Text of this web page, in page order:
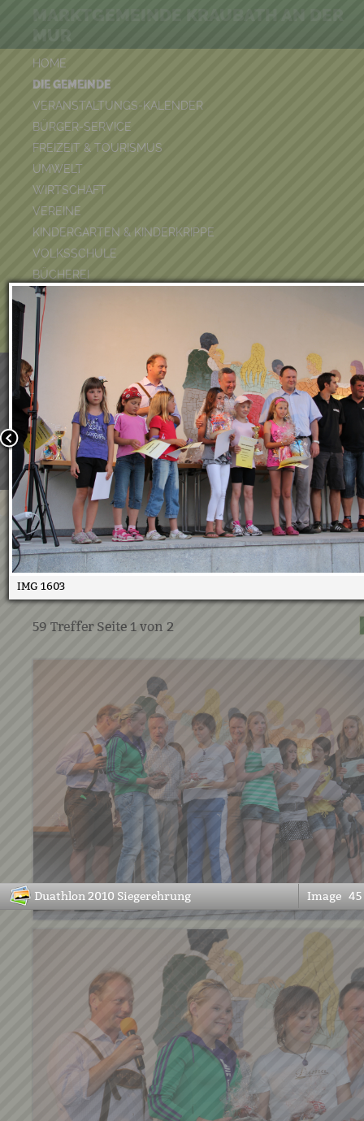
HOME
DIE GEMEINDE
VERANSTALTUNGS-KALENDER
BÜRGER-SERVICE
FREIZEIT & TOURISMUS
UMWELT
WIRTSCHAFT
VEREINE
KINDERGARTEN & KINDERKRIPPE
VOLKSSCHULE
BÜCHEREI
FEUERWEHR
DUATHLON 2026
POOLKALENDER
MUR
Wir verwenden Cookies, um unsere Webseite für Sie
benutzerfreundlich zu gestalten. Wenn Sie fortfahren,
an, dass Sie mit der Verwendung von Cookies auf
einverstanden sind.
Weitere Informationen:Datenschutzerklärung/Cookie-
Bestätigen
Duathlon 2010 Siegerehrung
10.08.2010
59 Treffer Seite 1 von 2
IMG 1603
Duathlon 2010 Siegerehrung Image 45